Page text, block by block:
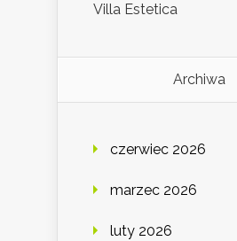
Villa Estetica
Archiwa
czerwiec 2026
marzec 2026
luty 2026